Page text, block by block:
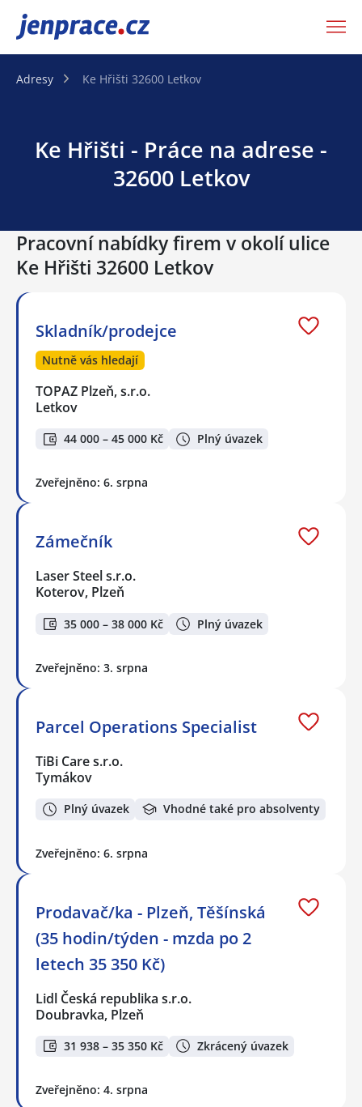
JenPráce.cz
Adresy Ke Hřišti 32600 Letkov
Ke Hřišti - Práce na adrese -
32600 Letkov
Pracovní nabídky firem v okolí ulice
Ke Hřišti 32600 Letkov
Skladník/prodejce
Nutně vás hledají
TOPAZ Plzeň, s.r.o.
Letkov
44 000 – 45 000 Kč Plný úvazek
Zveřejněno: 6. srpna
Zámečník
Laser Steel s.r.o.
Koterov, Plzeň
35 000 – 38 000 Kč Plný úvazek
Zveřejněno: 3. srpna
Parcel Operations Specialist
TiBi Care s.r.o.
Tymákov
Plný úvazek Vhodné také pro absolventy
Zveřejněno: 6. srpna
Prodavač/ka - Plzeň, Těšínská
(35 hodin/týden - mzda po 2
letech 35 350 Kč)
Lidl Česká republika s.r.o.
Doubravka, Plzeň
31 938 – 35 350 Kč Zkrácený úvazek
Zveřejněno: 4. srpna